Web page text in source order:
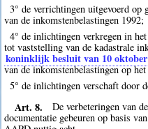
3° de verrichtingen uitgevoerd op
van de inkomstenbelastingen 1992;
4° de inlichtingen verkregen in
tot vaststelling van de kadastrale
koninklijk besluit van 10 oktober
van de inkomstenbelastingen op
5° de inlichtingen verschaft door
Art. 8.
De verbeteringen van
documentatie gebeuren op basis